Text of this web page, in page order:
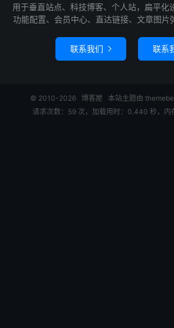
用于垂直站点、科技博客、个人站，扁平化
功能配置、会员中心、直达链接、文章图片
联系我们  联系
© 2010-2026 博客屋 本站主题由
请求次数：59 次，加载用时：0.440 秒，